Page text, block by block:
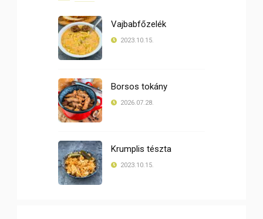
Vajbabfőzelék
2023.10.15.
Borsos tokány
2026.07.28.
Krumplis tészta
2023.10.15.